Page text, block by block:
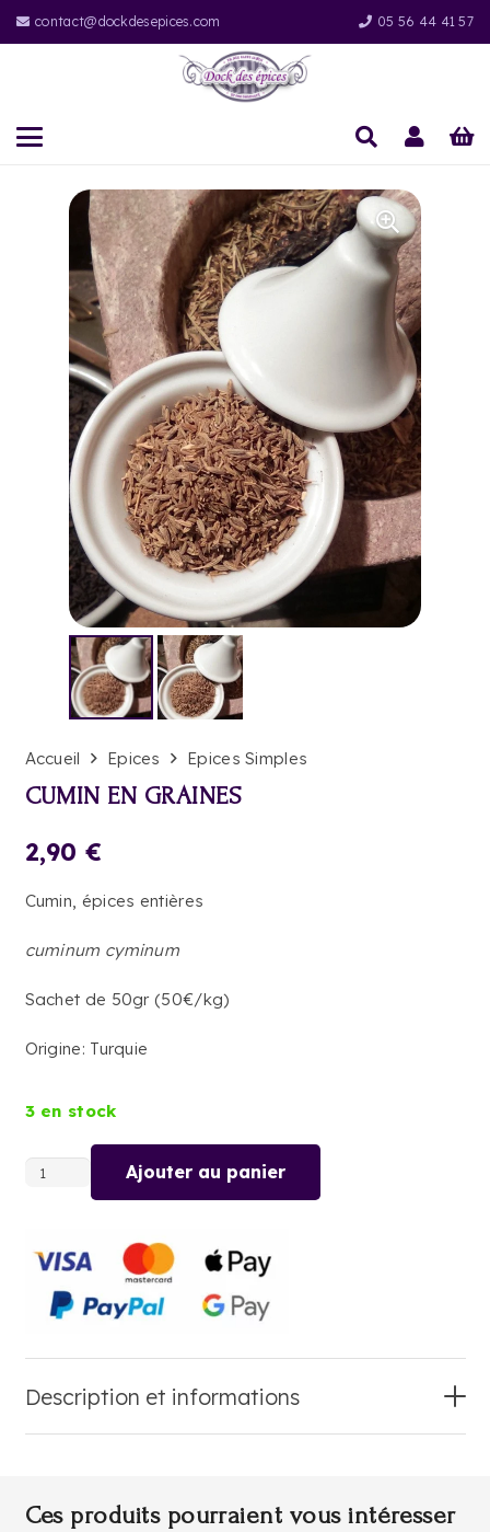
contact@dockdesepices.com 05 56 44 41 57
Accueil Epices Epices Simples
CUMIN EN GRAINES
2,90 €
Cumin, épices entières
cuminum cyminum
Sachet de 50gr (50€/kg)
Origine: Turquie
3 en stock
quantité
EN
GRAINES
Ajouter au panier
Description et informations
Ces produits pourraient vous intéresser